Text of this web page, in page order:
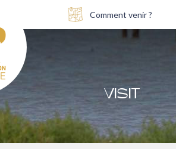
Comment venir ?
VISIT